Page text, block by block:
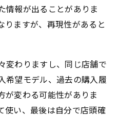
情報が出ることがありま
りますが、再現性があると
変わりますし、同じ店舗で
希望モデル、過去の購入履
が変わる可能性がありま
使い、最後は自分で店頭確